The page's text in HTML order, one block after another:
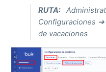
RUTA:
Configuraciones
de vacaciones